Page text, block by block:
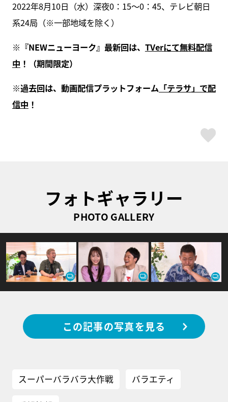
2022年8月10日（水）深夜0：15～0：45、テレビ朝日
系24局（※一部地域を除く）
※『NEWニューヨーク』最新回は、 TVerにて無料配信
中 ！（期間限定）
※過去回は、動画配信プラットフォーム「テラサ」で配
信中 ！
フォトギャラリー
PHOTO GALLERY
この記事の写真を見る
スーパーバラバラ大作戦 バラエティ